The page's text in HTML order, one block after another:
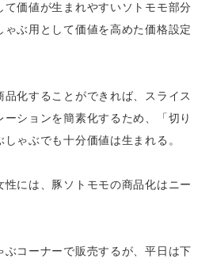
て価値が生まれやすいソトモモ部分
ゃぶ用として価値を高めた価格設定
品化することができれば、スライス
ションを簡素化するため、「切り
ゃぶでも十分価値は生まれる。
には、豚ソトモモの商品化はニー
ぶコーナーで販売するが、平日は下